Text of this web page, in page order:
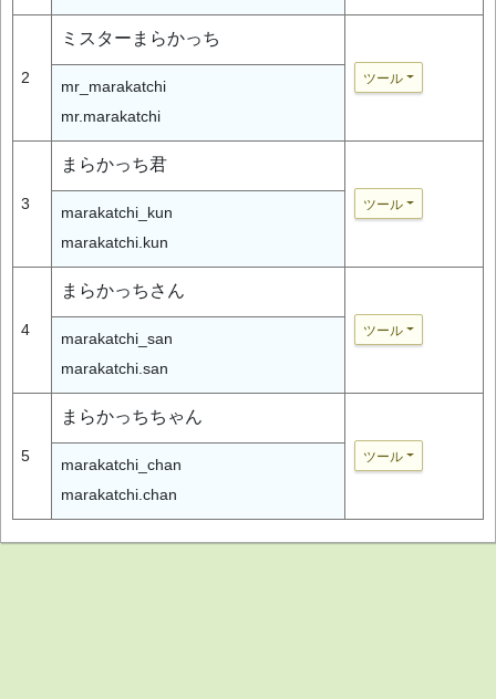
2
ミスターまらかっち
ツール
mr_marakatchi
mr.marakatchi
3
まらかっち君
ツール
marakatchi_kun
marakatchi.kun
4
まらかっちさん
ツール
marakatchi_san
marakatchi.san
5
まらかっちちゃん
ツール
marakatchi_chan
marakatchi.chan